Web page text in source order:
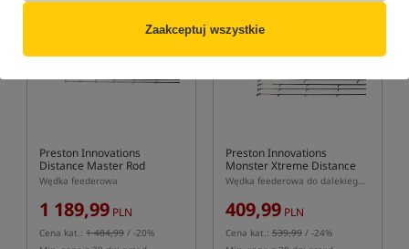
Zaakceptuj wszystkie
Preston Innovations
Distance Master Rod
Wędka feederowa
1 189,99 PLN
Cena kat.: 1 484,99 / -20%
Preston Innovations
Monster Xtreme Distance
Rod
Wędka feederowa do dalekiego dystansu
409,99 PLN
Cena kat.: 539,99 / -24%